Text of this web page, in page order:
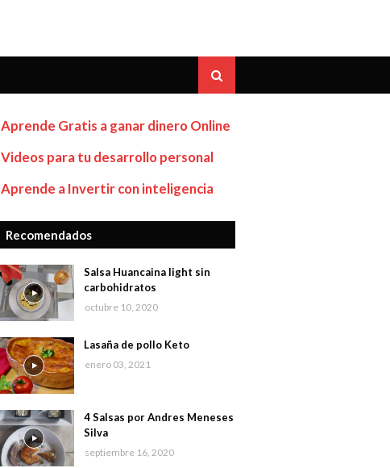
Aprende Gratis a ganar dinero Online
Videos para tu desarrollo personal
Aprende a Invertir con inteligencia
Recomendados
Salsa Huancaina light sin
carbohidratos
octubre 10, 2020
Lasaña de pollo Keto
enero 03, 2021
4 Salsas por Andres Meneses
Silva
septiembre 16, 2020